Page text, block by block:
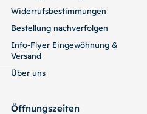
Endler Guppy
(Poecilia wingei)
5,00€